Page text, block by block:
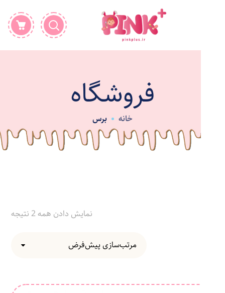
فروشگاه
خانه برس
نمایش دادن همه 2 نتیجه